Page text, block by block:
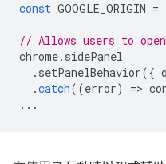
const GOOGLE_ORIGIN =
// Allows users to
chrome. sidePanel
. setPanelBehavior({
.catch((error) =>
...